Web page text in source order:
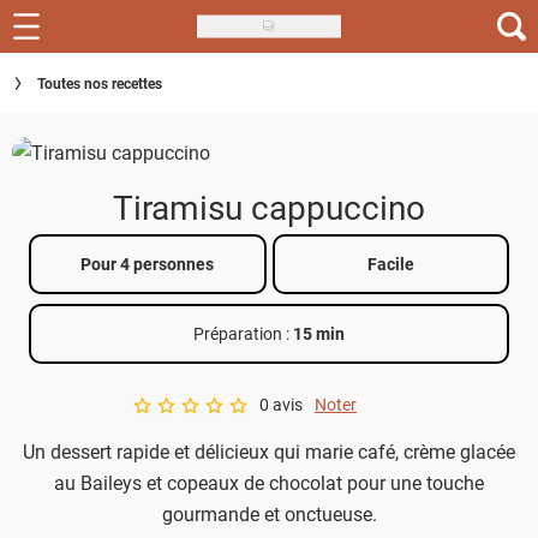
Skip
to
main
Recettes
Inspirations
Menu de la semaine
Actus
Téléchargez l'app Saveurs Recettes
Guide d'achat
Toutes nos recettes
Tiramisu cappuccino
Pour 4 personnes Facile
Préparation : 15 min
A star rating of 0 out of 5.
0 avis Noter
Un dessert rapide et délicieux qui marie café, crème glacée
au Baileys et copeaux de chocolat pour une touche
gourmande et onctueuse.